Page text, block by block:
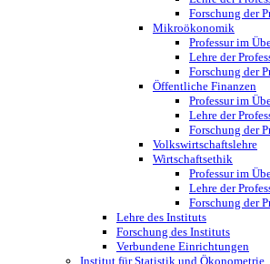
Forschung der
Mikroökonomik
Professur im
Lehre der
Forschung der
Öffentliche Finanzen
Professur im
Lehre der
Forschung der
Volkswirtschaftslehre
Wirtschaftsethik
Professur im
Lehre der
Forschung der
Lehre des Instituts
Forschung des Instituts
Verbundene Einrichtungen
Institut für Statistik und Ökonometrie